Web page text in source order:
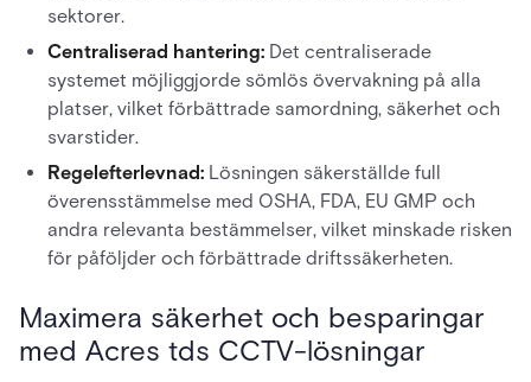
sektorer.
Centraliserad hantering: Det centraliserade
systemet möjliggjorde sömlös övervakning på alla
platser, vilket förbättrade samordning, säkerhet och
svarstider.
Regelefterlevnad: Lösningen säkerställde full
överensstämmelse med OSHA, FDA, EU GMP och
andra relevanta bestämmelser, vilket minskade risken
för påföljder och förbättrade driftssäkerheten.
Maximera säkerhet och besparingar
med Acres tds CCTV-lösningar